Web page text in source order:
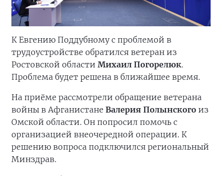
К Евгению Поддубному с проблемой в
трудоустройстве обратился ветеран из
Ростовской области Михаил Погорелюк.
Проблема будет решена в ближайшее время.
На приёме рассмотрели обращение ветерана
войны в Афганистане Валерия Полынского из
Омской области. Он попросил помочь с
организацией внеочередной операции. К
решению вопроса подключился региональный
Минздрав.